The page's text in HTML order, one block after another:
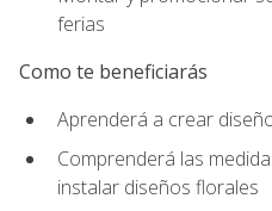
ferias
Como te beneficiarás
Aprenderá a crear
Comprenderá las
instalar diseños florales